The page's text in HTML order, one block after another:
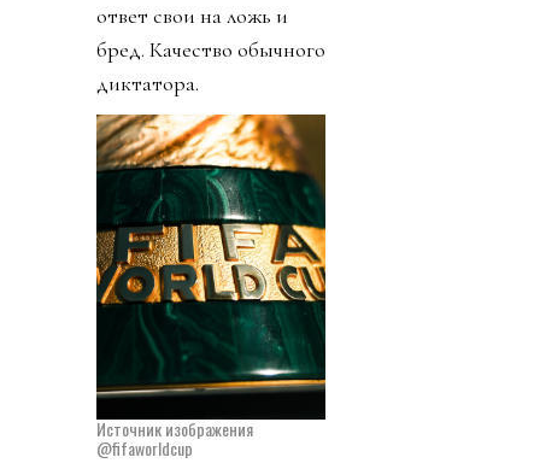
ответ свои на ложь и
бред. Качество обычного
диктатора.
Источник изображения
@fifaworldcup